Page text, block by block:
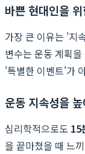
바쁜 현대인을
가장 큰 이유는 '지
변수는 운동 계획
'특별한 이벤트'가
운동 지속성을
심리학적으로도 15
을 끝마쳤을 때 느